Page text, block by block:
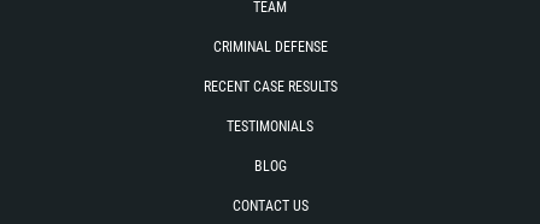
TEAM
CRIMINAL DEFENSE
RECENT CASE RESULTS
TESTIMONIALS
BLOG
CONTACT US